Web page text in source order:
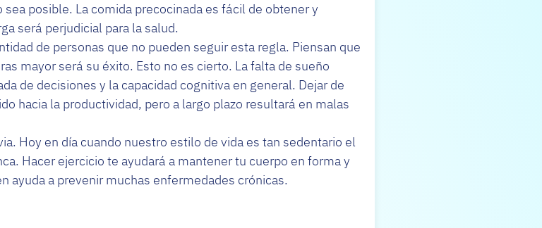
posible. La comida precocinada es fácil de obtener y
será perjudicial para la salud.
de personas que no pueden seguir esta regla. Piensan que
mayor será su éxito. Esto no es cierto. La falta de sueño
de decisiones y la capacidad cognitiva en general. Dejar de
hacia la productividad, pero a largo plazo resultará en malas
Hoy en día cuando nuestro estilo de vida es tan sedentario el
Hacer ejercicio te ayudará a mantener tu cuerpo en forma y
ayuda a prevenir muchas enfermedades crónicas.